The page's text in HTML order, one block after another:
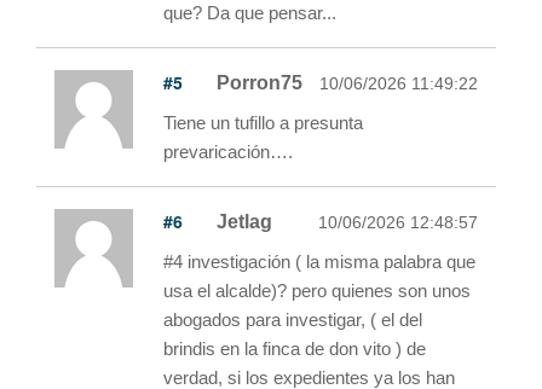
que? Da que pensar...
#5 Porron75 10/06/2026 11:49:22
Tiene un tufillo a presunta
prevaricación….
#6 Jetlag 10/06/2026 12:48:57
#4 investigación ( la misma palabra que
usa el alcalde)? pero quienes son unos
abogados para investigar, ( el del
brindis en la finca de don vito ) de
verdad, si los expedientes ya los han